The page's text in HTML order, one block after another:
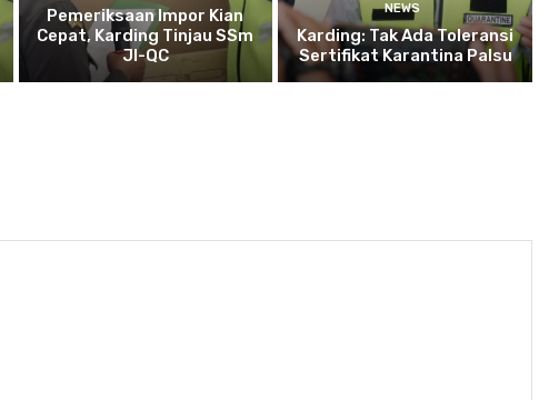
Pemeriksaan Impor Kian
Cepat, Karding Tinjau SSm
JI-QC
NEWS
Karding: Tak Ada Toleransi
Sertifikat Karantina Palsu